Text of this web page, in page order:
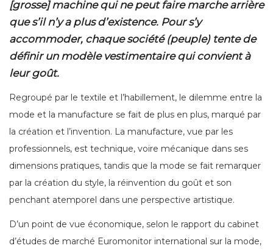
[grosse] machine qui ne peut faire marche arrière
que s’il n’y a plus d’existence. Pour s’y
accommoder, chaque société (peuple) tente de
définir un modèle vestimentaire qui convient à
leur goût.
Regroupé par le textile et l’habillement, le dilemme entre la
mode et la manufacture se fait de plus en plus, marqué par
la création et l’invention. La manufacture, vue par les
professionnels, est technique, voire mécanique dans ses
dimensions pratiques, tandis que la mode se fait remarquer
par la création du style, la réinvention du goût et son
penchant atemporel dans une perspective artistique.
D’un point de vue économique, selon le rapport du cabinet
d’études de marché Euromonitor international sur la mode,